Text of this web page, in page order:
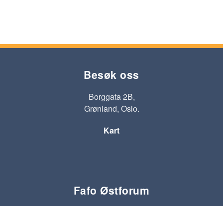
Besøk oss
Borggata 2B,
Grønland, Oslo.
Kart
Fafo Østforum